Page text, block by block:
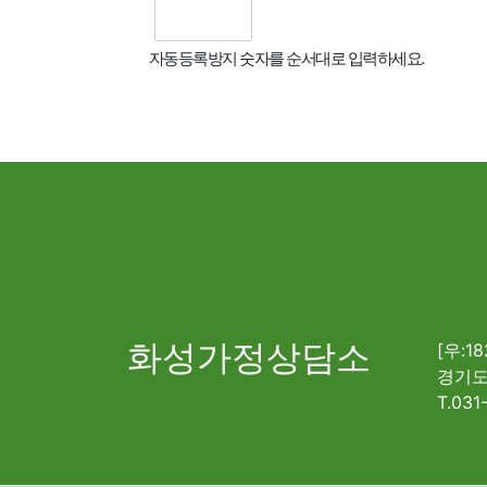
자동등록방지 숫자를 순서대로 입력하세요.
화성가정상담소
[우
경기